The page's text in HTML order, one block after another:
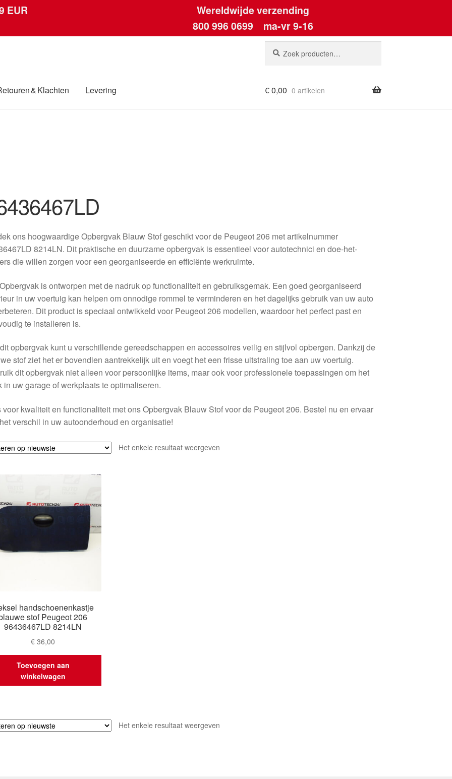
EUR
Wereldwijde verzending
800 996 0699 ma-vr 9-16
naar:
& Klachten Levering €0,00 0 artikelen
ons hoogwaardige Opbergvak Blauw Stof geschikt voor de Peugeot 206 met artikelnummer
8214LN. Dit praktische en duurzame opbergvak is essentieel voor autotechnici en doe-het-
die willen zorgen voor een georganiseerde en efficiënte werkruimte.
is ontworpen met de nadruk op functionaliteit en gebruiksgemak. Een goed georganiseerd
in uw voertuig kan helpen om onnodige rommel te verminderen en het dagelijks gebruik van uw auto
Dit product is speciaal ontwikkeld voor Peugeot 206 modellen, waardoor het perfect past en
te installeren is.
opbergvak kunt u verschillende gereedschappen en accessoires veilig en stijlvol opbergen. Dankzij de
stof ziet het er bovendien aantrekkelijk uit en voegt het een frisse uitstraling toe aan uw voertuig.
dit opbergvak niet alleen voor persoonlijke items, maar ook voor professionele toepassingen om het
in uw garage of werkplaats te optimaliseren.
voor kwaliteit en functionaliteit met ons Opbergvak Blauw Stof voor de Peugeot 206. Bestel nu en ervaar
verschil in uw autoonderhoud en organisatie!
Het enkele resultaat weergeven
handschoenenkastje
stof Peugeot 206
96436467LD 8214LN
€ 36,00
Toevoegen aan
winkelwagen
Het enkele resultaat weergeven